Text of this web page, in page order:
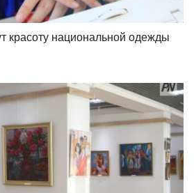
красоту национальной одежды